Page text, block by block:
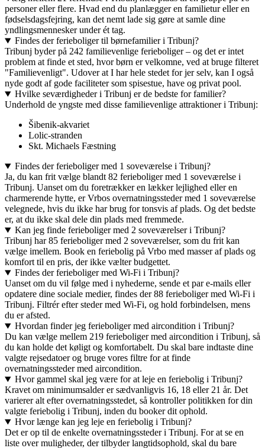
personer eller flere. Hvad end du planlægger en familietur eller en
fødselsdagsfejring, kan det nemt lade sig gøre at samle dine
yndlingsmennesker under ét tag.
Findes der ferieboliger til børnefamilier i Tribunj?
Tribunj byder på 242 familievenlige ferieboliger – og det er intet
problem at finde et sted, hvor børn er velkomne, ved at bruge filteret
"Familievenligt". Udover at I har hele stedet for jer selv, kan I også
nyde godt af gode faciliteter som spisestue, have og privat pool.
Hvilke seværdigheder i Tribunj er de bedste for familier?
Underhold de yngste med disse familievenlige attraktioner i Tribunj:
Šibenik-akvariet
Lolic-stranden
Skt. Michaels Fæstning
Findes der ferieboliger med 1 soveværelse i Tribunj?
Ja, du kan frit vælge blandt 82 ferieboliger med 1 soveværelse i
Tribunj. Uanset om du foretrækker en lækker lejlighed eller en
charmerende hytte, er Vrbos overnatningssteder med 1 soveværelse
velegnede, hvis du ikke har brug for tonsvis af plads. Og det bedste
er, at du ikke skal dele din plads med fremmede.
Kan jeg finde ferieboliger med 2 soveværelser i Tribunj?
Tribunj har 85 ferieboliger med 2 soveværelser, som du frit kan
vælge imellem. Book en feriebolig på Vrbo med masser af plads og
komfort til en pris, der ikke vælter budgettet.
Findes der ferieboliger med Wi-Fi i Tribunj?
Uanset om du vil følge med i nyhederne, sende et par e-mails eller
opdatere dine sociale medier, findes der 88 ferieboliger med Wi-Fi i
Tribunj. Filtrér efter steder med Wi-Fi, og hold forbindelsen, mens
du er afsted.
Hvordan finder jeg ferieboliger med aircondition i Tribunj?
Du kan vælge mellem 219 ferieboliger med aircondition i Tribunj, så
du kan holde det køligt og komfortabelt. Du skal bare indtaste dine
valgte rejsedatoer og bruge vores filtre for at finde
overnatningssteder med aircondition.
Hvor gammel skal jeg være for at leje en feriebolig i Tribunj?
Kravet om minimumsalder er sædvanligvis 16, 18 eller 21 år. Det
varierer alt efter overnatningsstedet, så kontroller politikken for din
valgte feriebolig i Tribunj, inden du booker dit ophold.
Hvor længe kan jeg leje en feriebolig i Tribunj?
Det er op til de enkelte overnatningssteder i Tribunj. For at se en
liste over muligheder, der tilbyder langtidsophold, skal du bare